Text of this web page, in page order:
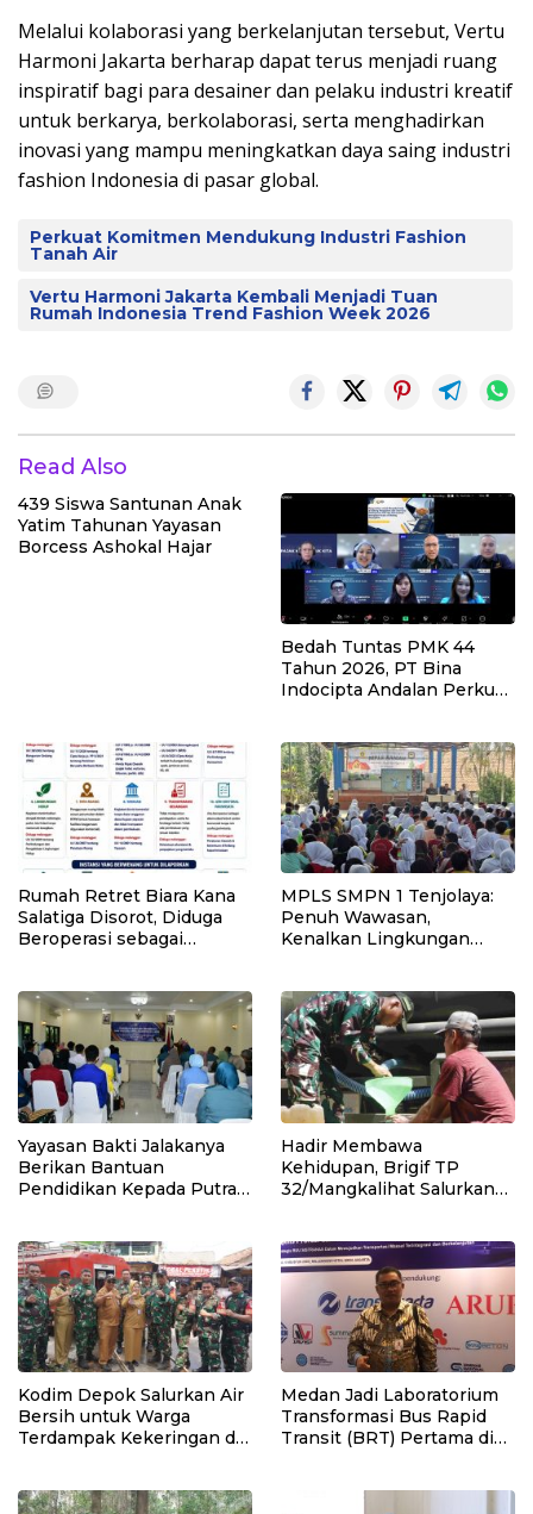
Melalui kolaborasi yang berkelanjutan tersebut, Vertu
Harmoni Jakarta berharap dapat terus menjadi ruang
inspiratif bagi para desainer dan pelaku industri kreatif
untuk berkarya, berkolaborasi, serta menghadirkan
inovasi yang mampu meningkatkan daya saing industri
fashion Indonesia di pasar global.
Perkuat Komitmen Mendukung Industri Fashion
Tanah Air
Vertu Harmoni Jakarta Kembali Menjadi Tuan
Rumah Indonesia Trend Fashion Week 2026
Read Also
439 Siswa Santunan Anak
Yatim Tahunan Yayasan
Borcess Ashokal Hajar
Bedah Tuntas PMK 44
Tahun 2026, PT Bina
Indocipta Andalan Perkuat
Rumah Retret Biara Kana
Salatiga Disorot, Diduga
Beroperasi sebagai
MPLS SMPN 1 Tenjolaya:
Penuh Wawasan,
Kenalkan Lingkungan
Yayasan Bakti Jalakanya
Berikan Bantuan
Pendidikan Kepada Putra-
Hadir Membawa
Kehidupan, Brigif TP
32/Mangkalihat Salurkan
Kodim Depok Salurkan Air
Bersih untuk Warga
Terdampak Kekeringan di
Medan Jadi Laboratorium
Transformasi Bus Rapid
Transit (BRT) Pertama di